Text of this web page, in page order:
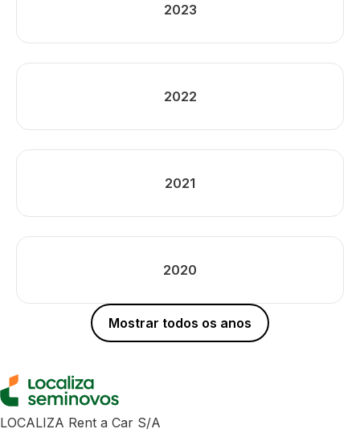
2023
2022
2021
2020
Mostrar todos os anos
LOCALIZA Rent a Car S/A